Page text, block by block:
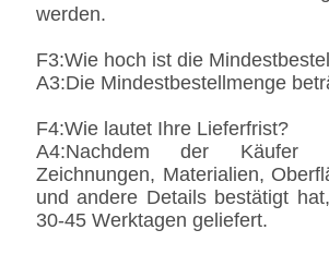
werden.
F3:Wie hoch ist die
A3:Die Mindestbestellmenge
F4:Wie lautet Ihre Lieferfrist?
A4:Nachdem der Käufer
Zeichnungen, Materialien,
und andere Details bestätigt
30-45 Werktagen geliefert.